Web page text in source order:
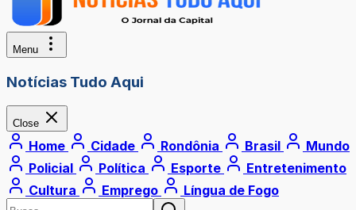
Menu
Notícias Tudo Aqui
Close
Home Cidade Rondônia Brasil
Mundo
Policial
Política Esporte
Entretenimento
Cultura
Emprego Língua de Fogo